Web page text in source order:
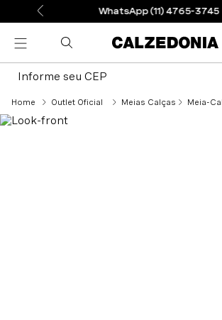
WhatsApp (11) 4765-3745
Informe seu CEP
Outlet Oficial Meias Calças Meia-Calça Opaca